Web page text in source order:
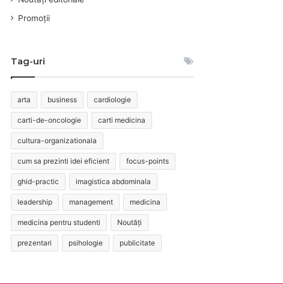
Promoții
Tag-uri
arta business cardiologie
carti-de-oncologie carti medicina
cultura-organizationala
cum sa prezinti idei eficient focus-points
ghid-practic imagistica abdominala
leadership management medicina
medicina pentru studenti Noutăți
prezentari psihologie publicitate